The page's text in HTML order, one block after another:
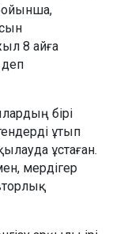
8 айға
бірі
ұтып
ұстаған.
мердігер